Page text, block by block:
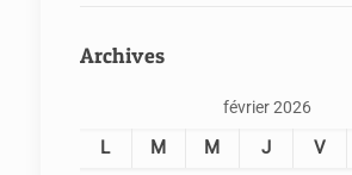
Archives
février 2026
L M M J V